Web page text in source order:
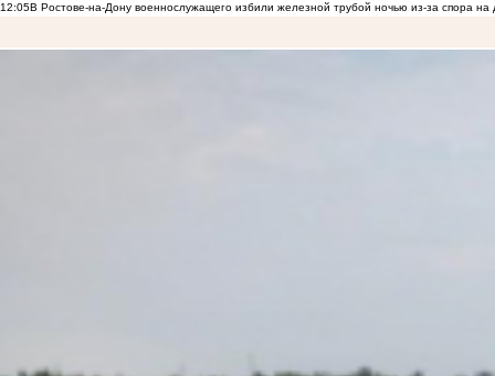
12:05В Ростове-на-Дону военнослужащего избили железной трубой ночью из-за спора на